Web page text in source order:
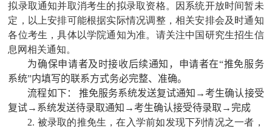
拟录取通知并取消考生的拟录取资格。因系统开放时间暂未
定，以上安排可能根据实际情况调整，相关安排会及时通知
各位考生，具体以学院通知为准。请关注中国研究生招生信
息网相关通知。
为确保申请者及时接收后续通知，申请者在“推免服务
系统”内填写的联系方式务必完整、准确。
流程如下： 推免服务系统发送复试通知→考生确认接受
复试→系统发送待录取通知→考生确认接受待录取→完成
2. 被录取的推免生，在入学前如发现下列情况之一者，